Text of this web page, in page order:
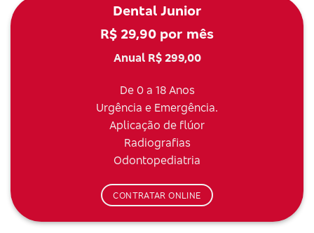
Dental Junior
R$ 29,90 por mês
Anual R$ 299,00
De 0 a 18 Anos
Urgência e Emergência.
Aplicação de flúor
Radiografias
Odontopediatria
CONTRATAR ONLINE